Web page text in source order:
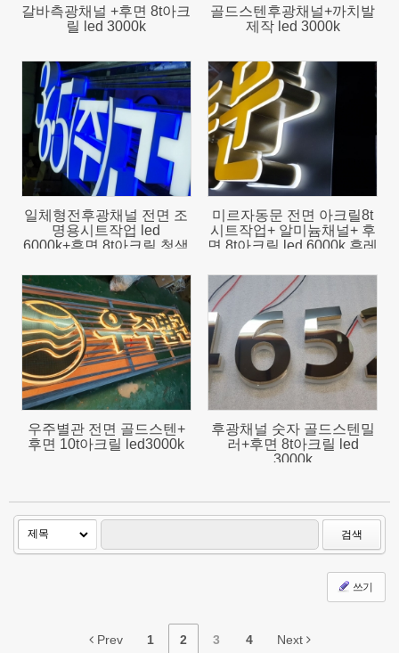
갈바측광채널 +후면 8t아크
릴 led 3000k
골드스텐후광채널+까치발
제작 led 3000k
2221
일체형전후광채널 전면 조
명용시트작업 led
6000k+후면 8t아크릴 청색
2212
미르자동문 전면 아크릴8t
시트작업+ 알미늄채널+ 후
면 8t아크릴 led 6000k 후레
1988
우주별관 전면 골드스텐+
후면 10t아크릴 led3000k
2458
후광채널 숫자 골드스텐밀
러+후면 8t아크릴 led
3000k
검색
쓰기
Prev 1 2 3 4 Next